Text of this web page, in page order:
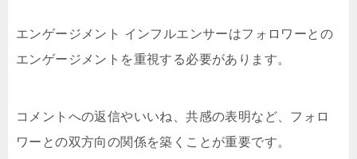
エンゲージメント インフルエンサーはフォロワーとの
エンゲージメントを重視する必要があります。
コメントへの返信やいいね、共感の表明など、フォロ
ワーとの双方向の関係を築くことが重要です。